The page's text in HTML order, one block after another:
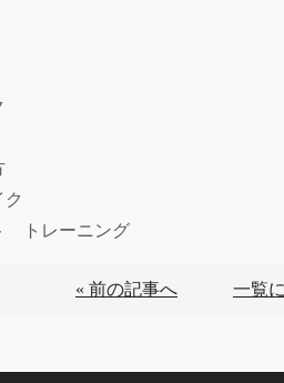
ク
トレーニング
« 前の記事へ 一覧